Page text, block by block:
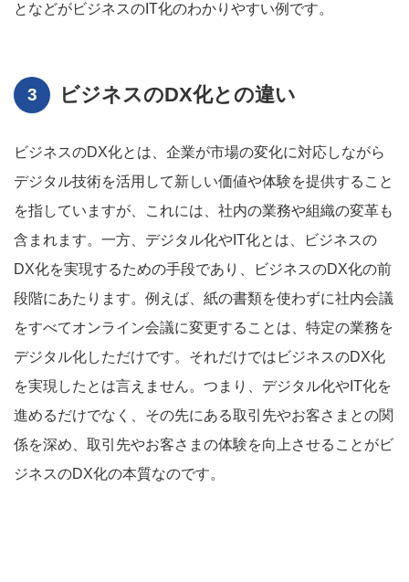
となどがビジネスのIT化のわかりやすい例です。
ビジネスのDX化との違い
ビジネスのDX化とは、企業が市場の変化に対応しながら
デジタル技術を活用して新しい価値や体験を提供すること
を指していますが、これには、社内の業務や組織の変革も
含まれます。一方、デジタル化やIT化とは、ビジネスの
DX化を実現するための手段であり、ビジネスのDX化の前
段階にあたります。例えば、紙の書類を使わずに社内会議
をすべてオンライン会議に変更することは、特定の業務を
デジタル化しただけです。それだけではビジネスのDX化
を実現したとは言えません。つまり、デジタル化やIT化を
進めるだけでなく、その先にある取引先やお客さまとの関
係を深め、取引先やお客さまの体験を向上させることがビ
ジネスのDX化の本質なのです。